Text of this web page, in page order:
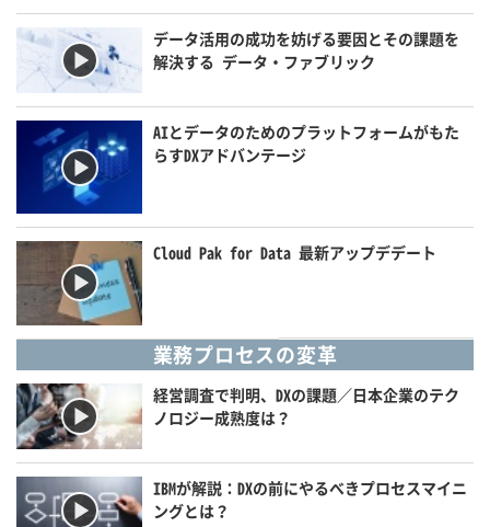
データ活用の成功を妨げる要因とその課題を
解決する データ・ファブリック
AIとデータのためのプラットフォームがもた
らすDXアドバンテージ
Cloud Pak for Data 最新アップデデート
業務プロセスの変革
経営調査で判明、DXの課題／日本企業のテク
ノロジー成熟度は？
IBMが解説：DXの前にやるべきプロセスマイニ
ングとは？